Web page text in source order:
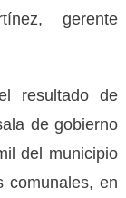
gerente
resultado de
de gobierno
del municipio
comunales, en